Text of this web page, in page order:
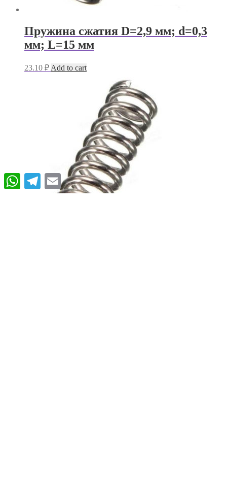
Пружина сжатия D=2,9 мм; d=0,3
мм; L=15 мм
23.10 ₽ Add to cart
WhatsAppTelegramEmail